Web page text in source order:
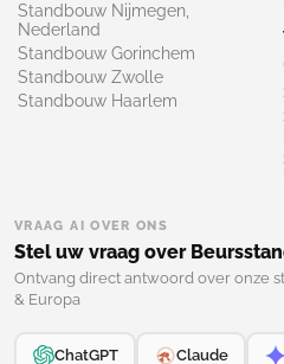
Standbouw Nijmegen,
Nederland
Standbouw Gorinchem
Standbouw Zwolle
Standbouw Haarlem
VRAAG AI OVER ONS
Stel uw vraag over
Ontvang direct antwoord over onze
& Europa
ChatGPT Claude